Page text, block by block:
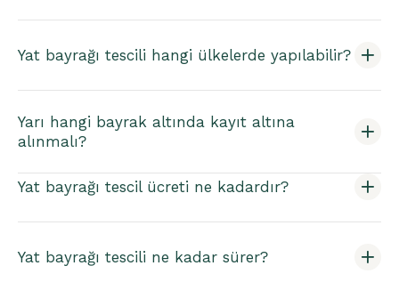
Yat bayrağı tescili hangi ülkelerde yapılabilir?
Yarı hangi bayrak altında kayıt altına
alınmalı?
Yat bayrağı tescil ücreti ne kadardır?
Yat bayrağı tescili ne kadar sürer?